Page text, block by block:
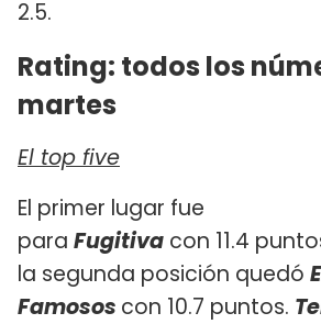
2.5.
Rating: todos los
martes
El top five
El primer lugar fue
para Fugitiva con 11.4
la segunda posición quedó
Famosos con 10.7 puntos.